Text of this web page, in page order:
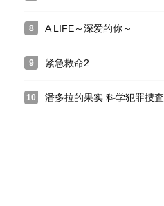
着要成为优秀的武士，一边对所有事情
濑大和（盐野瑛久 饰），同时也是男
8 A LIFE～深爱的你～
9 紧急救命2
10 潘多拉的果实 科学犯罪捜